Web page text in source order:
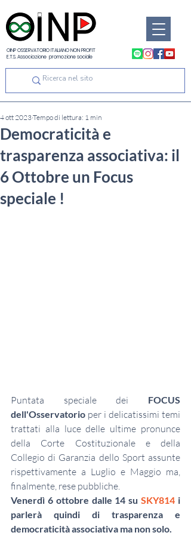
OINP OSSERVATORIO ITALIANO NON PROFIT
E.T.S. Associazione promozione sociale
Democraticità e
trasparenza associativa: il
6 Ottobre un Focus
speciale !
4 ott 2023Tempo di lettura: 1 min
Puntata speciale dei FOCUS
dell'Osservatorio per i delicatissimi temi
trattati alla luce delle ultime pronunce
della Corte Costituzionale e della
Collegio di Garanzia dello Sport assunte
rispettivamente a Luglio e Maggio ma,
finalmente, rese pubbliche.
Venerdì 6 ottobre dalle 14 su SKY814 i
parlerà quindi di trasparenza e
democraticità associativa ma non solo.